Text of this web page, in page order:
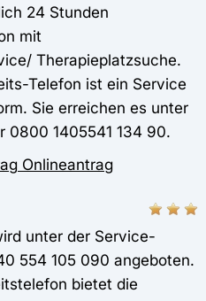
24 Stunden
mit
Therapieplatzsuche.
Telefon ist ein Service
Sie erreichen es unter
0800 1405541 134 90.
Onlineantrag
unter der Service-
554 105 090 angeboten.
bietet die